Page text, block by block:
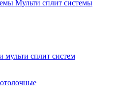
Мульти сплит системы
мульти сплит систем